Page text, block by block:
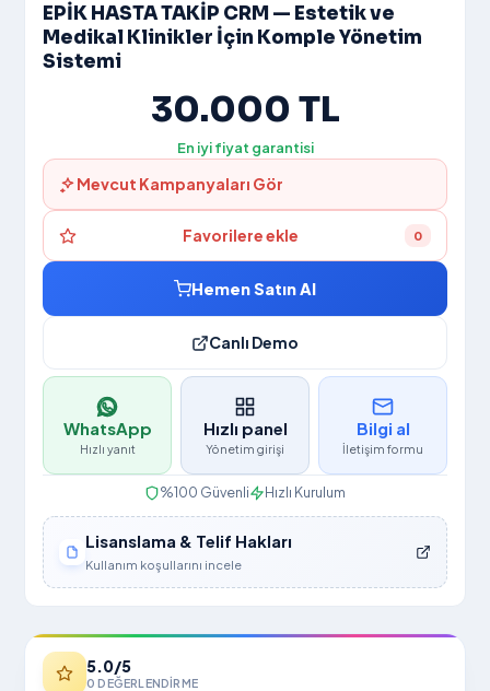
İletişim
EPİK HASTA TAKİP CRM — Estetik ve
Medikal Klinikler İçin Komple Yönetim
Sistemi
30.000 TL
En iyi fiyat garantisi
Mevcut Kampanyaları Gör
Favorilere ekle 0
Hemen Satın Al
Canlı Demo
WhatsApp
Hızlı yanıt
Hızlı panel
Yönetim girişi
Bilgi al
İletişim formu
%100 Güvenli Hızlı Kurulum
Lisanslama & Telif Hakları
Kullanım koşullarını incele
5.0/5
0 DEĞERLENDIRME